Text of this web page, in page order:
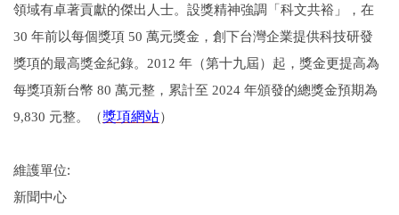
領域有卓著貢獻的傑出人士。設獎精神強調「科文共裕」，在
30 年前以每個獎項 50 萬元獎金，創下台灣企業提供科技研發
獎項的最高獎金紀錄。2012 年（第十九屆）起，獎金更提高為
每獎項新台幣 80 萬元整，累計至 2024 年頒發的總獎金預期為
9,830 元整。（獎項網站）
維護單位:
新聞中心